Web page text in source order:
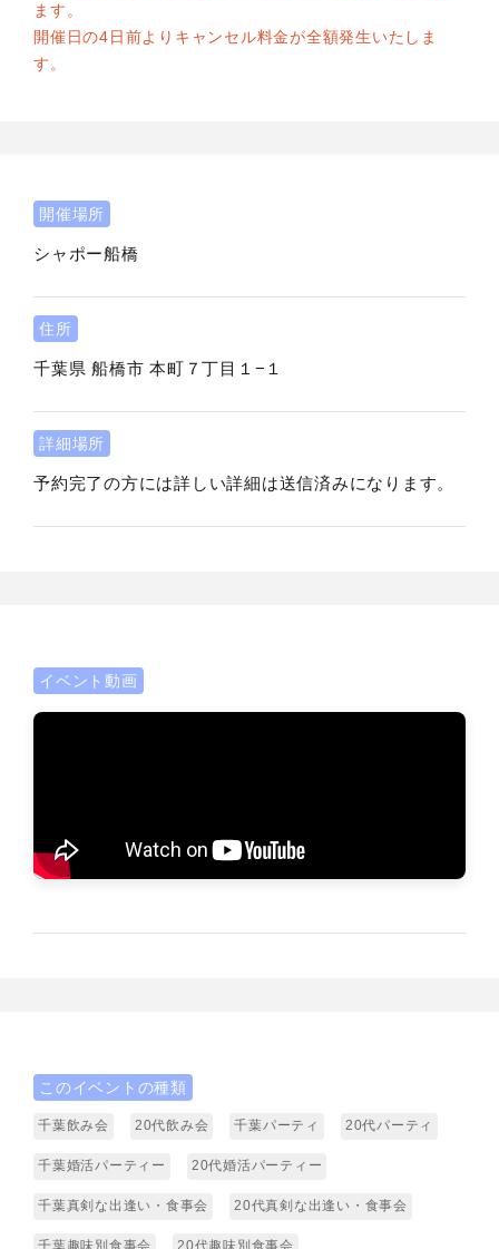
ます。
開催日の4日前よりキャンセル料金が全額発生いたしま
す。
開催場所
シャポー船橋
住所
千葉県 船橋市 本町７丁目１−１
詳細場所
予約完了の方には詳しい詳細は送信済みになります。
イベント動画
このイベントの種類
千葉飲み会 20代飲み会 千葉パーティ 20代パーティ
千葉婚活パーティー 20代婚活パーティー
千葉真剣な出逢い・食事会 20代真剣な出逢い・食事会